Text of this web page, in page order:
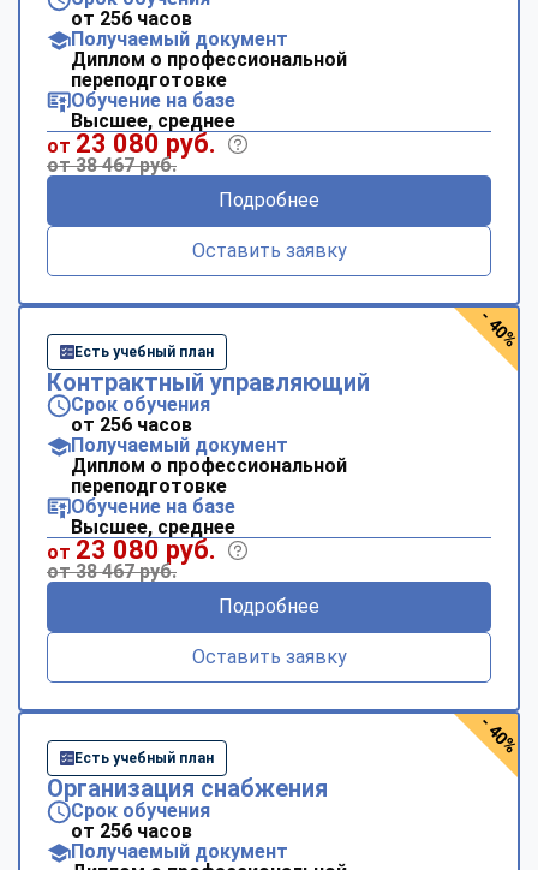
от 256 часов
Получаемый документ
Диплом о профессиональной
переподготовке
Обучение на базе
Высшее, среднее
от 23 080 руб.
от 38 467 руб.
Подробнее
Оставить заявку
Есть учебный план
Контрактный управляющий
Срок обучения
от 256 часов
Получаемый документ
Диплом о профессиональной
переподготовке
Обучение на базе
Высшее, среднее
от 23 080 руб.
от 38 467 руб.
Подробнее
Оставить заявку
- 40%
Есть учебный план
Организация снабжения
Срок обучения
от 256 часов
Получаемый документ
- 40%